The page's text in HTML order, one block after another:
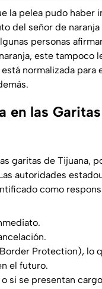
la pelea pudo
del señor de
personas
este tampoco
normalizada
en las
garitas de Tijuana,
autoridades
como
Protection), lo
el futuro.
si se presentan